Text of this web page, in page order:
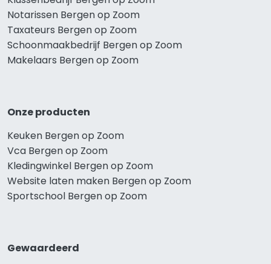
Notarissen Bergen op Zoom
Taxateurs Bergen op Zoom
Schoonmaakbedrijf Bergen op Zoom
Makelaars Bergen op Zoom
Onze producten
Keuken Bergen op Zoom
Vca Bergen op Zoom
Kledingwinkel Bergen op Zoom
Website laten maken Bergen op Zoom
Sportschool Bergen op Zoom
Gewaardeerd